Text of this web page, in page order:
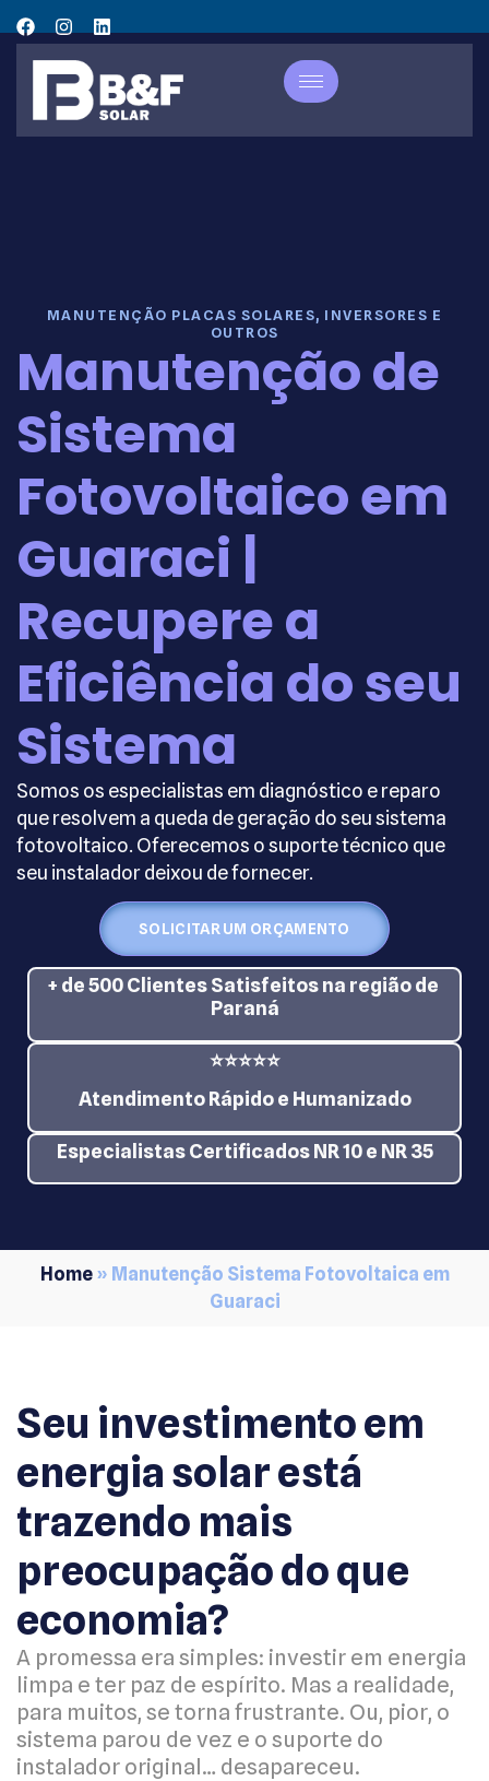
MANUTENÇÃO PLACAS SOLARES, INVERSORES E
OUTROS
Manutenção de
Sistema
Fotovoltaico em
Guaraci |
Recupere a
Eficiência do seu
Sistema
Somos os especialistas em diagnóstico e reparo
que resolvem a queda de geração do seu sistema
fotovoltaico. Oferecemos o suporte técnico que
seu instalador deixou de fornecer.
SOLICITAR UM ORÇAMENTO
+ de 500 Clientes Satisfeitos na região de
Paraná
⭐⭐⭐⭐⭐
Atendimento Rápido e Humanizado
Especialistas Certificados NR 10 e NR 35
Home» Manutenção Sistema Fotovoltaica em
Guaraci
Seu investimento em
energia solar está
trazendo mais
preocupação do que
economia?
A promessa era simples: investir em energia
limpa e ter paz de espírito. Mas a realidade,
para muitos, se torna frustrante. Ou, pior, o
sistema parou de vez e o suporte do
instalador original… desapareceu.